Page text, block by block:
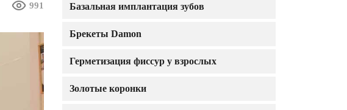
Базальная имплантация зубов
Брекеты Damon
Герметизация фиссур у взрослых
Золотые коронки
991